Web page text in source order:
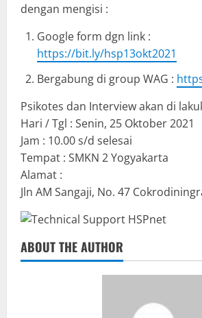
dengan mengisi :
Google form dgn link :
https://bit.ly/hsp13okt2021
Bergabung di group WAG :
Psikotes dan Interview akan di
Hari / Tgl : Senin, 25 Oktober 2021
Jam : 10.00 s/d selesai
Tempat : SMKN 2 Yogyakarta
Alamat :
Jln AM Sangaji, No. 47
ABOUT THE AUTHOR